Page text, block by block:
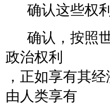
确认这些权利
确认，按照世
政治权利
，正如享有其
由人类享有